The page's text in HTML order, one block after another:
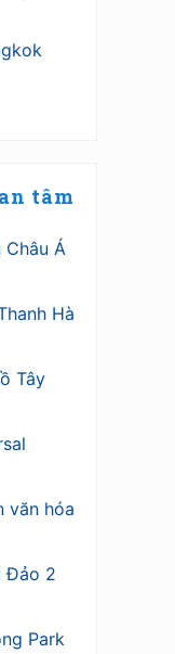
tâm
Á
Hà
Tây
văn hóa
Đảo 2
Park